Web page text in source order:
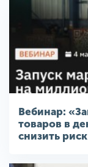
Вебинар:
товаров в
снизить